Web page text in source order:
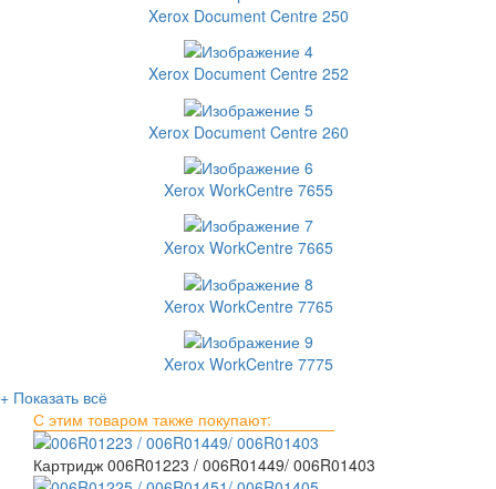
Xerox Document Centre 250
Xerox Document Centre 252
Xerox Document Centre 260
Xerox WorkCentre 7655
Xerox WorkCentre 7665
Xerox WorkCentre 7765
Xerox WorkCentre 7775
+ Показать всё
С этим товаром также покупают:
Картридж 006R01223 / 006R01449/ 006R01403